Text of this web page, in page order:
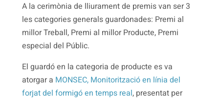
A la cerimònia de lliurament de premis van ser 3
les categories generals guardonades: Premi al
millor Treball, Premi al millor Producte, Premi
especial del Públic.
El guardó en la categoria de producte es va
atorgar a MONSEC, Monitorització en línia del
forjat del formigó en temps real, presentat per